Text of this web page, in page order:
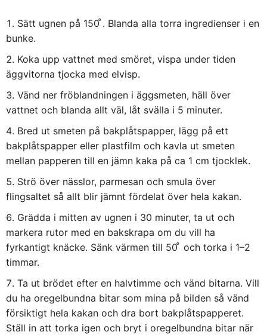
Sätt ugnen på 150 ̊. Blanda alla torra ingredienser i en
bunke.
Koka upp vattnet med smöret, vispa under tiden
äggvitorna tjocka med elvisp.
Vänd ner fröblandningen i äggsmeten, häll över
vattnet och blanda allt väl, låt svälla i 5 minuter.
Bred ut smeten på bakplåtspapper, lägg på ett
bakplåtspapper eller plastfilm och kavla ut smeten
mellan papperen till en jämn kaka på ca 1 cm tjocklek.
Strö över nässlor, parmesan och smula över
flingsaltet så allt blir jämnt fördelat över hela kakan.
Grädda i mitten av ugnen i 30 minuter, ta ut och
markera rutor med en bakskrapa om du vill ha
fyrkantigt knäcke. Sänk värmen till 50 ̊ och torka i 1–2
timmar.
Ta ut brödet efter en halvtimme och vänd bitarna. Vill
du ha oregelbundna bitar som mina på bilden så vänd
försiktigt hela kakan och dra bort bakplåtspapperet.
Ställ in att torka igen och bryt i oregelbundna bitar när